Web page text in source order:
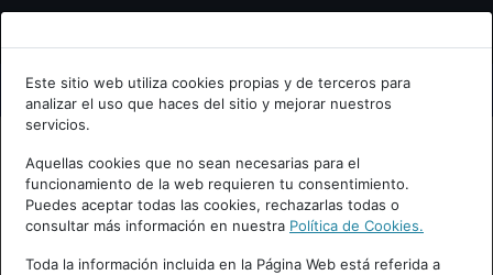
Bienvenid@ a psiquiatria.com
Escribe tu Email
Accede o regístrate con tu email.
Este sitio web utiliza cookies propias y de terceros para
analizar el uso que haces del sitio y mejorar nuestros
servicios.
Aquellas cookies que no sean necesarias para el
funcionamiento de la web requieren tu consentimiento.
Puedes aceptar todas las cookies, rechazarlas todas o
consultar más información en nuestra Política de Cookies.
Toda la información incluida en la Página Web está referida a